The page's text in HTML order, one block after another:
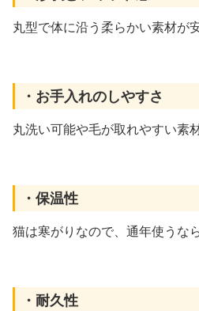
丸型で体に沿う柔らかい素材が
・お手入れのしやすさ
丸洗い可能や毛が取れやすい素
・保温性
猫は寒がりなので、通年使うな
・耐久性